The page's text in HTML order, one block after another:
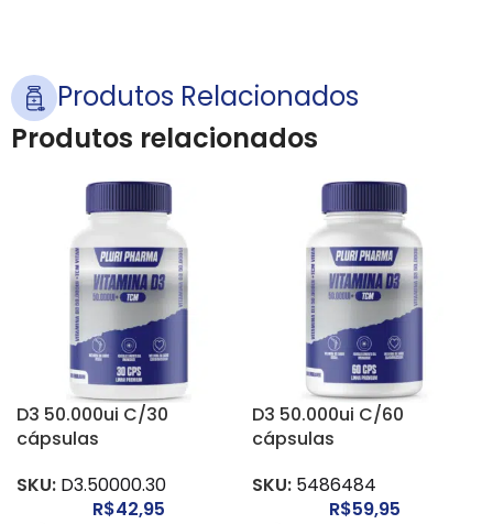
Produtos Relacionados
Produtos relacionados
D3 50.000ui C/30
cápsulas
SKU: D3.50000.30
R$42,95
D3 50.000ui C/60
cápsulas
SKU: 5486484
R$59,95